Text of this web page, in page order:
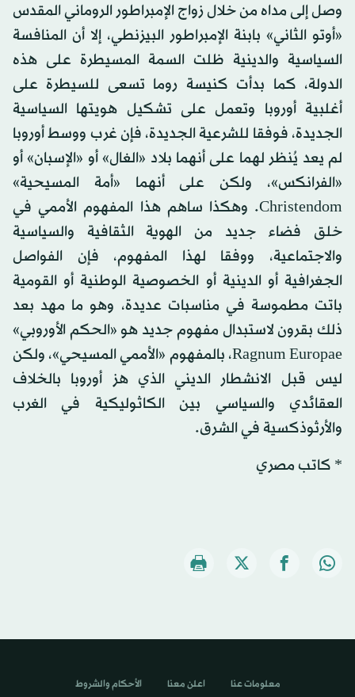
وصل إلى مداه من خلال زواج الإمبراطور الروماني المقدس
«أوتو الثاني» بابنة الإمبراطور البيزنطي، إلا أن المنافسة
السياسية والدينية ظلت السمة المسيطرة على هذه
الدولة، كما بدأت كنيسة روما تسعى للسيطرة على
أغلبية أوروبا وتعمل على تشكيل هويتها السياسية
الجديدة، فوفقا للشرعية الجديدة، فإن غرب ووسط أوروبا
لم يعد يُنظر لهما على أنهما بلاد «الغال» أو «الإسبان» أو
«الفرانكس»، ولكن على أنهما «أمة المسيحية»
Christendom. وهكذا ساهم هذا المفهوم الأممي في
خلق فضاء جديد من الهوية الثقافية والسياسية
والاجتماعية، ووفقا لهذا المفهوم، فإن الفواصل
الجغرافية أو الدينية أو الخصوصية الوطنية أو القومية
باتت مطموسة في مناسبات عديدة، وهو ما مهد بعد
ذلك بقرون لاستبدال مفهوم جديد هو «الحكم الأوروبي»
Ragnum Europae، بالمفهوم «الأممي المسيحي»، ولكن
ليس قبل الانشطار الديني الذي هز أوروبا بالخلاف
العقائدي والسياسي بين الكاثوليكية في الغرب
والأرثوذكسية في الشرق.
* كاتب مصري
معلومات عنا اعلن معنا الأحكام والشروط